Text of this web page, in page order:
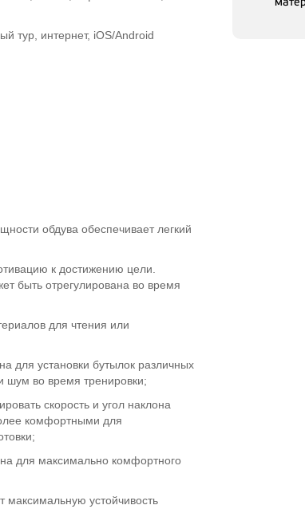
тур, интернет, iOS/Android
обдува обеспечивает легкий
к достижению цели.
быть отрегулирована во время
для чтения или
для установки бутылок различных
шум во время тренировки;
скорость и угол наклона
комфортными для
для максимально комфортного
максимальную устойчивость